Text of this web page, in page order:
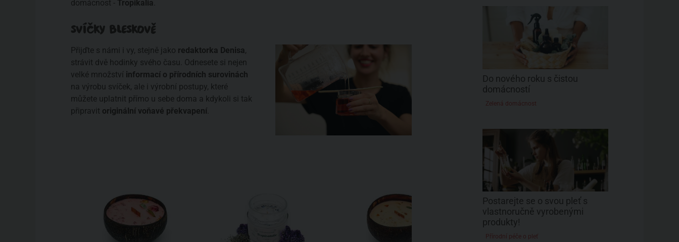
domácnost - Tropikalia
SVÍČKY BLESKOVĚ
Přijďte s námi i vy, stejně jako redaktorka Denisa,
strávit dvě hodinky svého času. Odnesete si nejen
velké množství informací o přírodních surovinách
na výrobu svíček, ale i výrobní postupy, které
můžete uplatnit přímo u sebe doma a kdykoli si tak
připravit originální voňavé překvapení
Do nového roku s čistou
domácností
Zelená domácnost
Postarejte se o svou pleť s
vlastnoručně vyrobenými
produkty!
Přírodní péče o pleť